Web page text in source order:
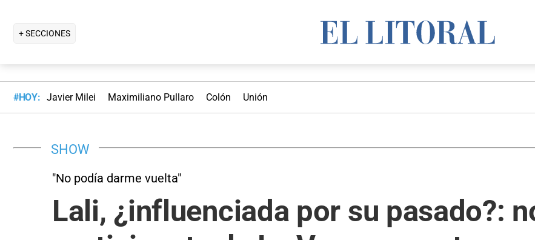
+ SECCIONES
#HOY: Javier Milei Maximiliano Pullaro Colón Unión
SHOW
"No podía darme vuelta"
Lali, ¿influenciada por su pasado?: